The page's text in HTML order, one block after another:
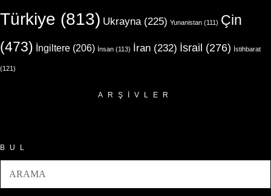
Türkiye (813) Ukrayna (225) Yunanistan (111) Çin
(473) İngiltere (206) İnsan (113) İran (232) İsrail (276) İstihbarat
(121)
ARŞIVLER
BUL